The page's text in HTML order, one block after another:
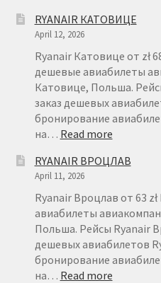
АВИАБИЛЕТОВ
RYANAIR
–
FAQ
RYANAIR КАТОВИЦЕ
April 12, 2026
Ryanair Катовице от zł
дешевые авиабилеты
Катовице, Польша.
заказ дешевых
бронирование
на… Read more:
КАТОВИЦЕ
RYANAIR ВРОЦЛАВ
April 11, 2026
Ryanair Вроцлав от 63
авиабилеты
Польша. Рейсы Ryanair
дешевых авиабилетов
бронирование
на… Read more: